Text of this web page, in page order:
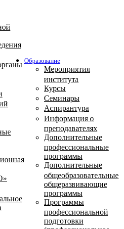
Образование
Мероприятия
института
Курсы
Семинары
Аспирантура
Информация о
преподавателях
Дополнительные
профессиональные
программы
Дополнительные
общеобразовательные
общеразвивающие
программы
Программы
профессиональной
подготовки